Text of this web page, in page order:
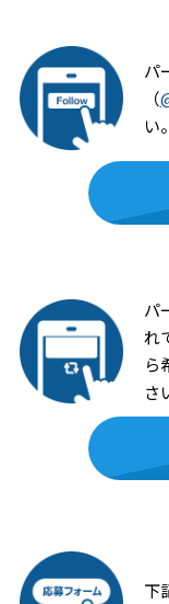
パ
（
い。
パ
れ
ら
さ
下